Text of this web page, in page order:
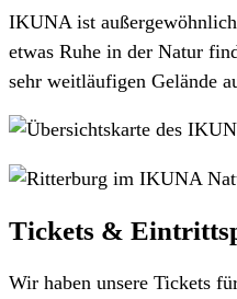
IKUNA ist
etwas Ruhe in der Natur
sehr weitläufigen Gelände
Tickets &
Wir haben unsere Tickets